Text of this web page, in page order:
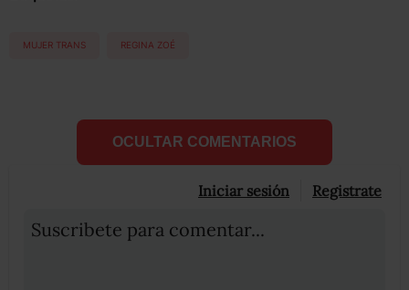
MUJER TRANS REGINA ZOÉ
OCULTAR COMENTARIOS
Iniciar sesión Registrate
Suscribete para comentar...